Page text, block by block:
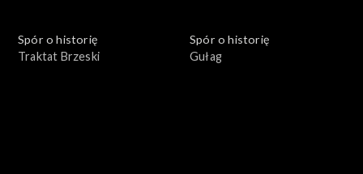
Spór o historię
Traktat Brzeski
Spór o historię
Gułag